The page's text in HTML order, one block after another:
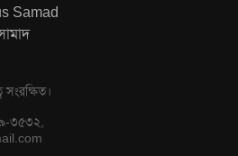
Samad
সংরক্ষিত।
৩৫৩২,